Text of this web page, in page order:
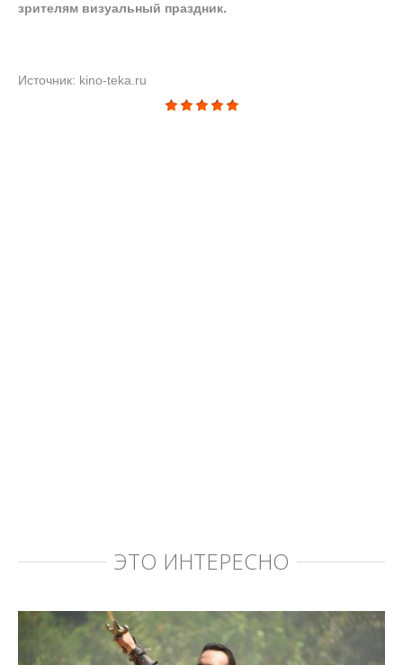
зрителям визуальный праздник.
Источник: kino-teka.ru
ЭТО ИНТЕРЕСНО